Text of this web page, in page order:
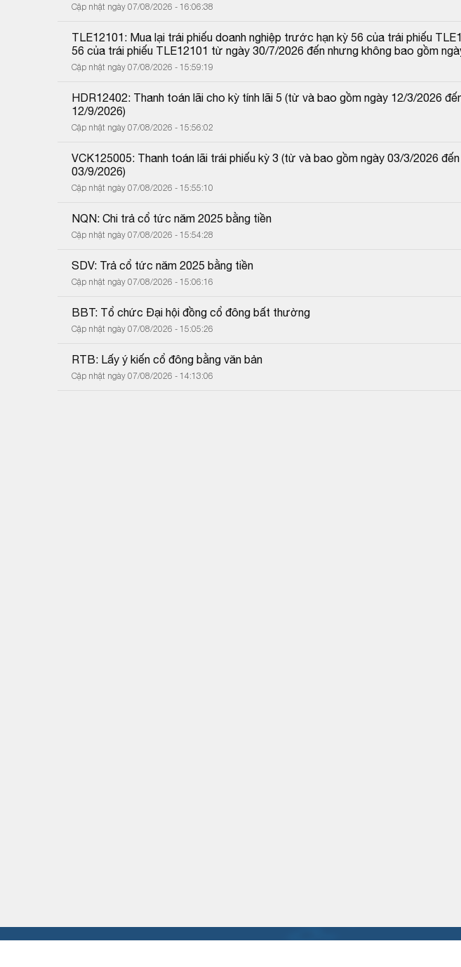
Cập nhật ngày 07/08/2026 - 16:06:38
TLE12101: Mua lại trái phiếu doanh nghiệp trước hạn kỳ 56 của trái phiếu
56 của trái phiếu TLE12101 từ ngày 30/7/2026 đến nhưng không bao gồm
Cập nhật ngày 07/08/2026 - 15:59:19
HDR12402: Thanh toán lãi cho kỳ tính lãi 5 (từ và bao gồm ngày 12/3/2026
12/9/2026)
Cập nhật ngày 07/08/2026 - 15:56:02
VCK125005: Thanh toán lãi trái phiếu kỳ 3 (từ và bao gồm ngày 03/3/2026
03/9/2026)
Cập nhật ngày 07/08/2026 - 15:55:10
NQN: Chi trả cổ tức năm 2025 bằng tiền
Cập nhật ngày 07/08/2026 - 15:54:28
SDV: Trả cổ tức năm 2025 bằng tiền
Cập nhật ngày 07/08/2026 - 15:06:16
BBT: Tổ chức Đại hội đồng cổ đông bất thường
Cập nhật ngày 07/08/2026 - 15:05:26
RTB: Lấy ý kiến cổ đông bằng văn bản
Cập nhật ngày 07/08/2026 - 14:13:06